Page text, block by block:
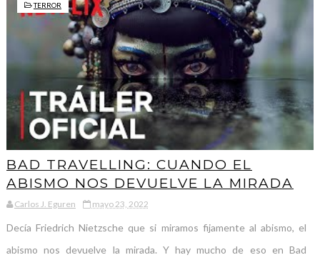
TERROR
BAD TRAVELLING: CUANDO EL
ABISMO NOS DEVUELVE LA MIRADA
Carlos J. Eguren mayo 23, 2022
Decía Friedrich Nietzsche que si miramos fijamente al abismo, el
abismo nos devuelve la mirada. Y hay mucho de eso en Bad